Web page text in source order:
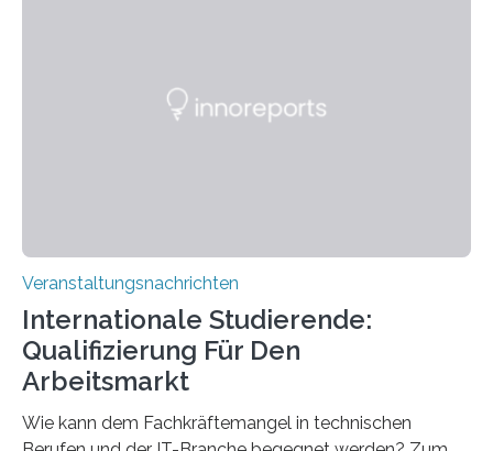
für neurologische und psychiatrische Erkrankungen
Veranstaltungsnachrichten
Internationale Studierende:
Qualifizierung Für Den
Arbeitsmarkt
Wie kann dem Fachkräftemangel in technischen